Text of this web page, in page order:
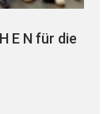
E N für die